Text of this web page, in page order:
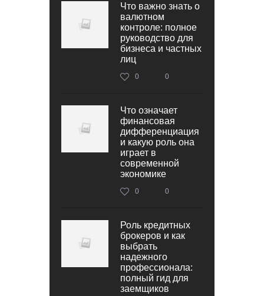
Что важно знать о
валютном
контроле: полное
руководство для
бизнеса и частных
лиц
0 0
Что означает
финансовая
дифференциация
и какую роль она
играет в
современной
экономике
0 0
Роль кредитных
брокеров и как
выбрать
надежного
профессионала:
полный гид для
заемщиков